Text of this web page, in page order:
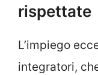
rispettate
L’impiego
integratori,